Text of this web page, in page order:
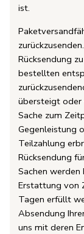
ist.
Rücksendung
bestellten
übersteigt oder
Sache zum
Gegenleistung
Teilzahlung
Rücksendung
Sachen
Erstattung von
Tagen erfüllt
Absendung
uns mit deren